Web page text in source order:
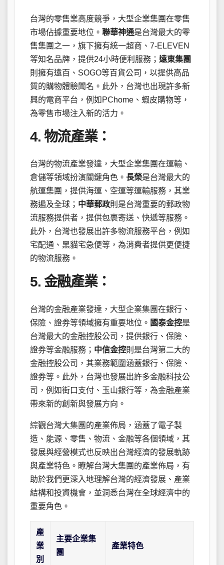
台灣的零售業高度競爭，大型企業集團在零售
市場佔據重要地位。 聯華神通是台灣最大的零
售集團之一，旗下擁有統一超商、7-ELEVEN
等知名品牌，提供24小時便利服務； 遠東集團
則擁有遠百、SOGO等百貨公司，以提供高品
質的購物體驗聞名。此外，台灣也出現許多新
興的電商平台，例如PChome、蝦皮購物等，
為零售市場注入新的活力。
4. 物流產業：
台灣的物流產業發達，大型企業集團在運輸、
倉儲等領域扮演關鍵角色。 長榮是台灣最大的
航運集團，提供海運、空運等運輸服務，其業
務遍及全球； 中華郵政則是台灣重要的郵政物
流服務提供者，提供包裹寄送、快遞等服務。
此外，台灣也發展出許多物流服務平台，例如
宅配通、黑貓宅急便等，為消費者提供更便捷
的物流服務。
5. 金融產業：
台灣的金融產業發達，大型企業集團在銀行、
保險、證券等領域擁有重要地位。 國泰金控是
台灣最大的金融控股公司，提供銀行、保險、
證券等金融服務； 中信金控則是台灣第二大的
金融控股公司，其業務範圍涵蓋銀行、保險、
證券等。此外，台灣也發展出許多金融科技公
司，例如街口支付、玉山銀行等，為金融產業
帶來新的創新與發展方向。
綜觀台灣大集團的產業佈局，涵蓋了電子製
造、能源、零售、物流、金融等各個領域，其
發展與經營模式也反映出台灣經濟的發展軌跡
與產業特色。瞭解台灣大集團的產業佈局，有
助於我們更深入地理解台灣的經濟發展、產業
結構和投資機會，並洞悉台灣在全球經濟中的
重要角色。
產
業
別
主要企業集
團
產業特色